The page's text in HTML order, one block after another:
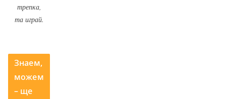
трепка,
та играй.
Знаем,
можем
– ще